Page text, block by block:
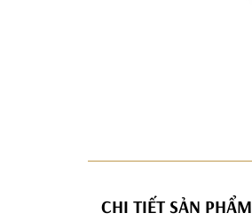
CHI TIẾT SẢN PHẨM